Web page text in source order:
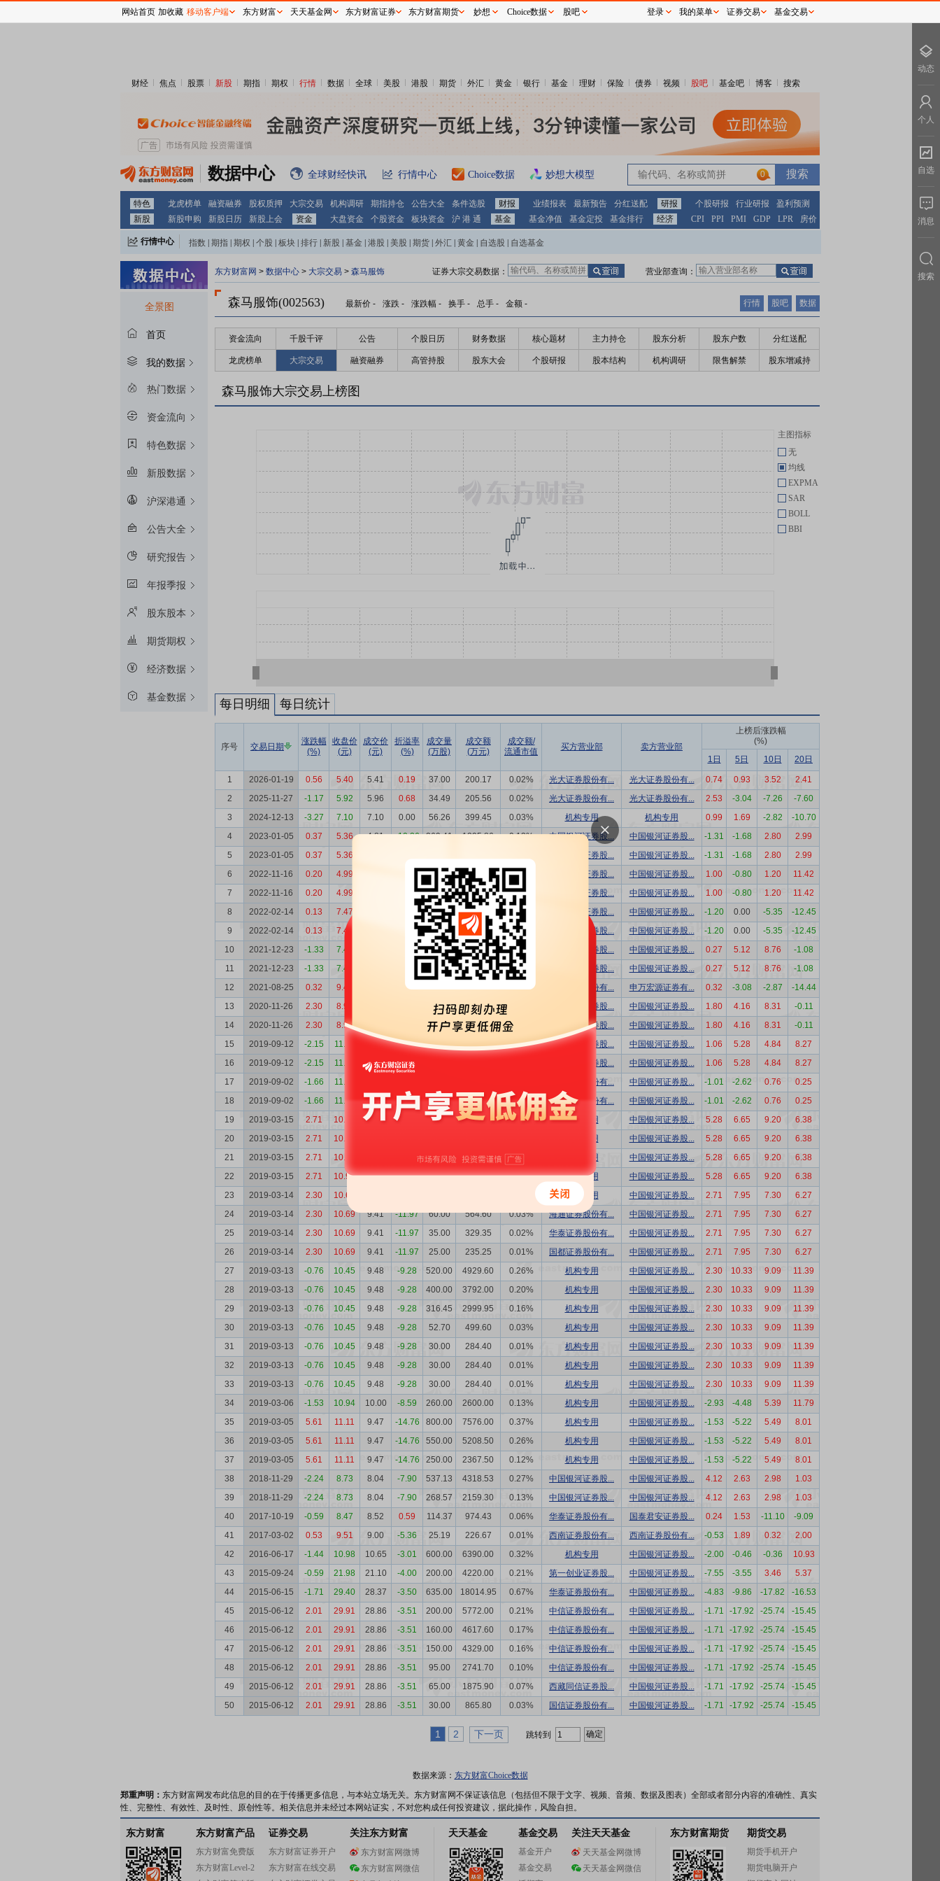
财经 焦点 股票 新股 期指 期权 行情 数据 全球 美股 港股 期货 外汇 黄金 银行 基金 理财 保险 债券 视频 股吧 基金吧 博客 搜索
数据中心 全球财经快讯 行情中心 Choice数据 妙想大模型 0
特色 龙虎榜单 融资融券 股权质押 大宗交易 机构调研 期指持仓 公告大全 条件选股 财报 业绩报表 最新预告 分红送配 研报 个股研报 行业研报
盈利预测
新股
新股申购 新股日历 新股上会 资金 大盘资金 个股资金 板块资金 沪 港 通 基金 基金净值 基金定投 基金排行 经济 CPI PPI PMI GDP LPR 房价
行情中心 指数 期指 期权 个股 板块 排行 新股 基金 港股 美股 期货 外汇 黄金 自选股 自选基金
全景图
首页
我的数据
热门数据
资金流向
特色数据
新股数据
沪深港通
公告大全
研究报告
年报季报
股东股本
期货期权
经济数据
基金数据
东方财富网 > 数据中心 > 大宗交易 > 森马服饰 营业部查询：
证券大宗交易数据：
森马服饰(002563) 最新价 - 涨跌 - 涨跌幅 - 换手 - 总手 - 金额 - 行情 股吧 数据
资金流向 千股千评 公告 个股日历 财务数据 核心题材 主力持仓 股东分析 股东户数 分红送配
龙虎榜单 大宗交易 融资融券 高管持股 股东大会 个股研报 股本结构 机构调研 限售解禁 股东增减持
森马服饰大宗交易上榜图
主图指标
无
均线
EXPMA
SAR
BOLL
BBI
每日明细 每日统计
序号 交易日期
涨跌幅
(%)
收盘价
(元)
成交价
(元)
折溢率
(%)
成交量
(万股)
成交额
(万元)
成交额/
流通市值
买方营业部 卖方营业部
上榜后涨跌幅
(%)
1日
5日 10日 20日
1 2026-01-19 0.56 5.40 5.41 0.19 37.00 200.17 0.02% 光大证券股份有... 光大证券股份有... 0.74 0.93 3.52
2.41
2
2025-11-27 -1.17 5.92 5.96 0.68 34.49 205.56 0.02% 光大证券股份有... 光大证券股份有... 2.53 -3.04 -7.26
-7.60
3
2024-12-13 -3.27 7.10 7.10 0.00 56.26 399.45 0.03% 机构专用 机构专用 0.99 1.69 -2.82
-10.70
4
2023-01-05 0.37 5.36 4.81 -10.26 269.41 1295.86 0.13% 中国银河证券股... 中国银河证券股... -1.31 -1.68 2.80
2.99
5
2023-01-05 0.37 5.36 中国银河证券股... 中国银河证券股... -1.31 -1.68 2.80
2.99
6
2022-11-16 0.20 4.99 -10.22 537.12 2406.30 0.26% 中国银河证券股... 中国银河证券股... 1.00 -0.80 1.20
11.42
7
2022-11-16 0.20 4.99 -10.22 268.56 1203.15 0.13% 中国银河证券股... 中国银河证券股... 1.00 -0.80 1.20
11.42
8
2022-02-14 0.13 7.47 -10.17 269.41 1807.74 0.13% 中国银河证券股... 中国银河证券股... -1.20 0.00 -5.35
-12.45
9
2022-02-14 0.13 7.47 -10.17 269.41 1807.74 0.13% 中国银河证券股... 中国银河证券股... -1.20 0.00 -5.35
-12.45
10
2021-12-23 -1.33 7.42 -8.76 537.12 3636.30 0.26% 中国银河证券股... 中国银河证券股... 0.27 5.12 8.76
-1.08
11
2021-12-23 -1.33 7.42 268.56 1818.15 0.13% 中国银河证券股... 中国银河证券股... 0.27 5.12 8.76
-1.08
12
2021-08-25 0.32 9.42 -0.32 28.00 262.92 0.01% 光大证券股份有... 申万宏源证券有... 0.32 -3.08 -2.87
-14.44
13
2020-11-26 2.30 8.90 537.12 4302.33 中国银河证券股... 中国银河证券股... 1.80 4.16 8.31
-0.11
14
2020-11-26 2.30 8.90 268.56 2151.17 0.13% 中国银河证券股... 中国银河证券股... 1.80 4.16 8.31
-0.11
15
2019-09-12 -2.15 11.36 10.45 -8.01 537.13 5613.01 0.27% 中国银河证券股... 中国银河证券股... 1.06 5.28 4.84
8.27
16
2019-09-12 -2.15 11.36 10.45 -8.01 中国银河证券股... 中国银河证券股... 1.06 5.28 4.84
8.27
17
2019-09-02 -1.66 11.83 中信证券股份有... 中国银河证券股... -1.01 -2.62 0.76
0.25
18
2019-09-02 -1.66 11.83 10.83 -8.45 30.00 324.90 0.01% 南京证券股份有... 中国银河证券股... -1.01 -2.62 0.76
0.25
19
2019-03-15 2.71 10.98 9.62 -12.39 220.00 2116.40 0.11% 机构专用 中国银河证券股... 5.28 6.65 9.20
6.38
20
2019-03-15 2.71 10.98 机构专用 中国银河证券股... 5.28 6.65 9.20
6.38
21
2019-03-15 2.71 10.98 -12.39 178.00 1712.36 0.09% 机构专用 中国银河证券股... 5.28 6.65 9.20
6.38
22
2019-03-15 2.71 10.98 9.62 -12.39 80.00 769.60 0.04% 机构专用 中国银河证券股... 5.28 6.65 9.20
6.38
23
2019-03-14 2.30 10.69 机构专用 中国银河证券股... 2.71 7.95 7.30
6.27
24
2019-03-14 2.30 10.69 9.41 -11.97 60.00 564.60 0.03% 海通证券股份有... 中国银河证券股... 2.71 7.95 7.30
6.27
25
2019-03-14 2.30 10.69 9.41 -11.97 35.00 329.35 0.02% 华泰证券股份有... 中国银河证券股... 2.71 7.95 7.30
6.27
26
2019-03-14 2.30 10.69 9.41 -11.97 25.00 235.25 0.01% 国都证券股份有... 中国银河证券股... 2.71 7.95 7.30
6.27
27
2019-03-13 -0.76 10.45 9.48 -9.28 520.00 4929.60 0.26% 机构专用 中国银河证券股... 2.30 10.33 9.09
11.39
28
2019-03-13 -0.76 10.45 9.48 -9.28 400.00 3792.00 0.20% 机构专用 中国银河证券股... 2.30 10.33 9.09
11.39
29
2019-03-13 -0.76 10.45 9.48 -9.28 316.45 2999.95 0.16% 机构专用 中国银河证券股... 2.30 10.33 9.09
11.39
30
2019-03-13 -0.76 10.45 9.48 -9.28 52.70 499.60 0.03% 机构专用 中国银河证券股... 2.30 10.33 9.09
11.39
31
2019-03-13 -0.76 10.45 9.48 -9.28 30.00 284.40 0.01% 机构专用 中国银河证券股... 2.30 10.33 9.09
11.39
32
2019-03-13 -0.76 10.45 9.48 -9.28 30.00 284.40 0.01% 机构专用 中国银河证券股... 2.30 10.33 9.09
11.39
33
2019-03-13 -0.76 10.45 9.48 -9.28 30.00 284.40 0.01% 机构专用 中国银河证券股... 2.30 10.33 9.09
11.39
34
2019-03-06 -1.53 10.94 10.00 -8.59 260.00 2600.00 0.13% 机构专用 中国银河证券股... -2.93 -4.48 5.39
11.79
35
2019-03-05 5.61 11.11 9.47 -14.76 800.00 7576.00 0.37% 机构专用 中国银河证券股... -1.53 -5.22 5.49
8.01
36
2019-03-05 5.61 11.11 9.47 -14.76 550.00 5208.50 0.26% 机构专用 中国银河证券股... -1.53 -5.22 5.49
8.01
37
2019-03-05 5.61 11.11 9.47 -14.76 250.00 2367.50 0.12% 机构专用 中国银河证券股... -1.53 -5.22 5.49
8.01
38
2018-11-29 -2.24 8.73 8.04 -7.90 537.13 4318.53 0.27% 中国银河证券股... 中国银河证券股... 4.12 2.63 2.98
1.03
39
2018-11-29 -2.24 8.73 8.04 -7.90 268.57 2159.30 0.13% 中国银河证券股... 中国银河证券股... 4.12 2.63 2.98
1.03
40
2017-10-19 -0.59 8.47 8.52 0.59 114.37 974.43 0.06% 华泰证券股份有... 国泰君安证券股... 0.24 1.53 -11.10
-9.09
41
2017-03-02 0.53 9.51 9.00 -5.36 25.19 226.67 0.01% 西南证券股份有... 西南证券股份有... -0.53 1.89 0.32
2.00
42
2016-06-17 -1.44 10.98 10.65 -3.01 600.00 6390.00 0.32% 机构专用 中国银河证券股... -2.00 -0.46 -0.36
10.93
43
2015-09-24 -0.59 21.98 21.10 -4.00 200.00 4220.00 0.21% 第一创业证券股... 中国银河证券股... -7.55 -3.55 3.46
5.37
44
2015-06-15 -1.71 29.40 28.37 -3.50 635.00 18014.95 0.67% 华泰证券股份有... 中国银河证券股... -4.83 -9.86 -17.82
-16.53
45
2015-06-12 2.01 29.91 28.86 -3.51 200.00 5772.00 0.21% 中信证券股份有... 中国银河证券股... -1.71 -17.92 -25.74
-15.45
46
2015-06-12 2.01 29.91 28.86 -3.51 160.00 4617.60 0.17% 中信证券股份有... 中国银河证券股... -1.71 -17.92 -25.74
-15.45
47
2015-06-12 2.01 29.91 28.86 -3.51 150.00 4329.00 0.16% 中信证券股份有... 中国银河证券股... -1.71 -17.92 -25.74
-15.45
48
2015-06-12 2.01 29.91 28.86 -3.51 95.00 2741.70 0.10% 中信证券股份有... 中国银河证券股... -1.71 -17.92 -25.74
-15.45
49
2015-06-12 2.01 29.91 28.86 -3.51 65.00 1875.90 0.07% 西藏同信证券股... 中国银河证券股... -1.71 -17.92 -25.74
-15.45
50
2015-06-12 2.01 29.91 28.86 -3.51 30.00 865.80 0.03% 国信证券股份有... 中国银河证券股... -1.71 -17.92 -25.74 -15.45
1 2 下一页 跳转到
数据来源： 东方财富Choice数据
郑重声明： 东方财富网发布此信息的目的在于传播更多信息，与本站立场无关。东方财富网不保证该信息（包括但不限于文字、视频、音频、数据及图表）全部或者部分内容的准确性、真实
性、完整性、有效性、及时性、原创性等。相关信息并未经过本网站证实，不对您构成任何投资建议，据此操作，风险自担。
东方财富 东方财富产品
东方财富免费版
东方财富Level-2
证券交易
东方财富证券开户
东方财富在线交易
关注东方财富
东方财富网微博
东方财富网微信
天天基金 基金交易
基金开户
基金交易
关注天天基金
天天基金网微博
天天基金网微信
东方财富期货 期货交易
期货手机开户
期货电脑开户
网站首页 加收藏 移动客户端 东方财富 天天基金网 东方财富证券 东方财富期货 妙想 Choice数据 股吧 登录 我的菜单 证券交易 基金交易
动态
个人
自选
消息
搜索